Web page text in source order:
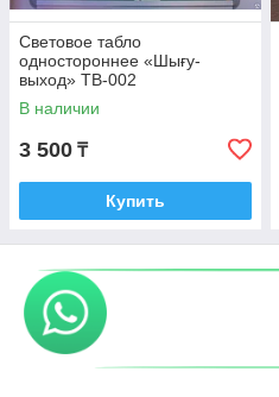
Световое табло
одностороннее «Шығу-
выход» TB-002
В наличии
3 500 ₸
Купить